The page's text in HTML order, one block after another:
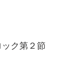
ク第２節